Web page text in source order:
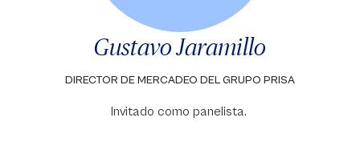
Gustavo Jaramillo
DIRECTOR DE MERCADEO DEL GRUPO PRISA
Invitado como panelista.